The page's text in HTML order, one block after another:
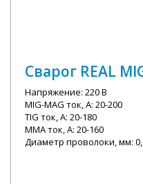
Сварог REAL
Напряжение: 220 В
MIG-MAG ток, А: 20-200
TIG ток, А: 20-180
MMA ток, А: 20-160
Диаметр проволоки, мм: